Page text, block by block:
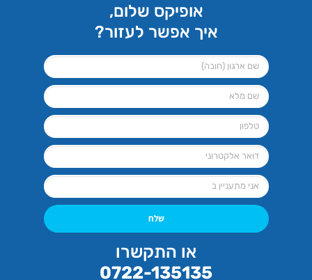
אופיקס שלום,
איך אפשר לעזור?
שלח
או התקשרו
0722-135135